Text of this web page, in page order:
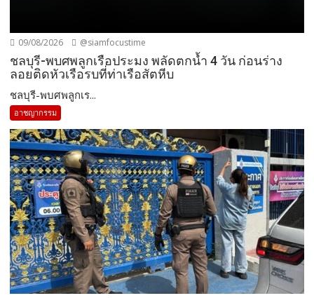
09/08/2026 @siamfocustime
ชลบุรี-พบศพลูกเรือประมง พลัดตกน้ำ 4 วัน ก่อนร่าง
ลอยติดหัวเรือรบที่ท่าเรือสัตหีบ
ชลบุรี-พบศพลูกเร...
อาชญากรรม